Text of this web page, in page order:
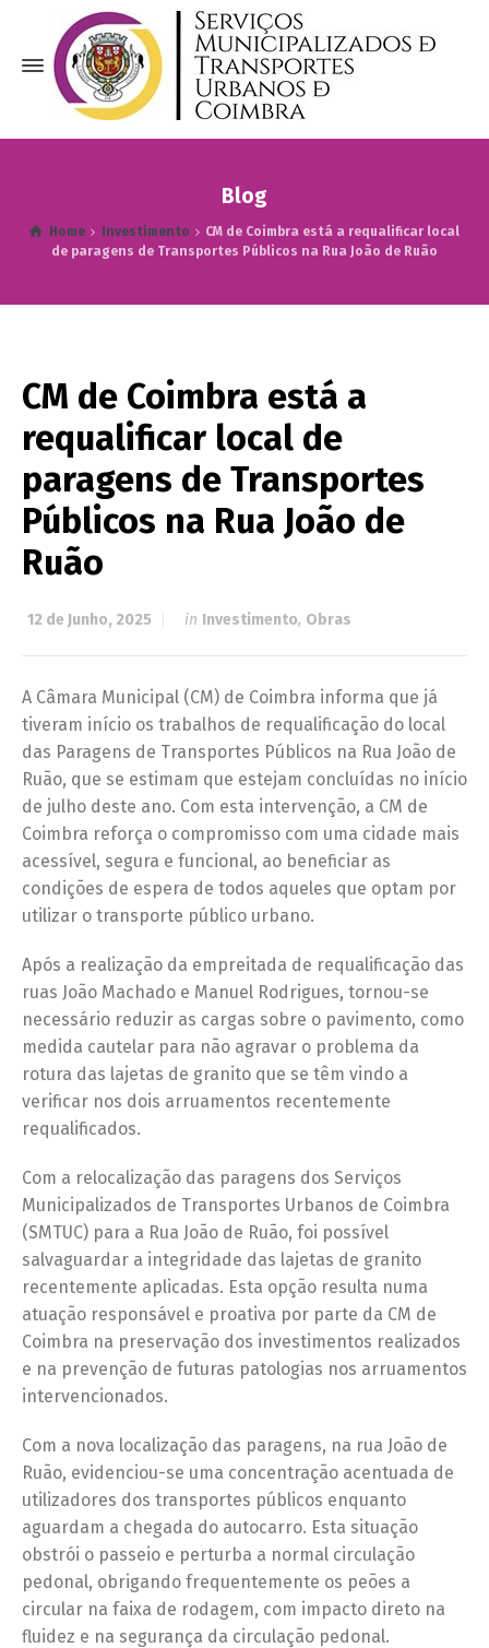
Blog
Home Investimento
CM de Coimbra está a requalificar local
de paragens de Transportes Públicos na Rua João de Ruão
CM de Coimbra está a
requalificar local de
paragens de Transportes
Públicos na Rua João de
Ruão
12 de Junho, 2025 in Investimento, Obras
A Câmara Municipal (CM) de Coimbra informa que já
tiveram início os trabalhos de requalificação do local
das Paragens de Transportes Públicos na Rua João de
Ruão, que se estimam que estejam concluídas no início
de julho deste ano. Com esta intervenção, a CM de
Coimbra reforça o compromisso com uma cidade mais
acessível, segura e funcional, ao beneficiar as
condições de espera de todos aqueles que optam por
utilizar o transporte público urbano.
Após a realização da empreitada de requalificação das
ruas João Machado e Manuel Rodrigues, tornou-se
necessário reduzir as cargas sobre o pavimento, como
medida cautelar para não agravar o problema da
rotura das lajetas de granito que se têm vindo a
verificar nos dois arruamentos recentemente
requalificados.
Com a relocalização das paragens dos Serviços
Municipalizados de Transportes Urbanos de Coimbra
(SMTUC) para a Rua João de Ruão, foi possível
salvaguardar a integridade das lajetas de granito
recentemente aplicadas. Esta opção resulta numa
atuação responsável e proativa por parte da CM de
Coimbra na preservação dos investimentos realizados
e na prevenção de futuras patologias nos arruamentos
intervencionados.
Com a nova localização das paragens, na rua João de
Ruão, evidenciou-se uma concentração acentuada de
utilizadores dos transportes públicos enquanto
aguardam a chegada do autocarro. Esta situação
obstrói o passeio e perturba a normal circulação
pedonal, obrigando frequentemente os peões a
circular na faixa de rodagem, com impacto direto na
fluidez e na segurança da circulação pedonal.